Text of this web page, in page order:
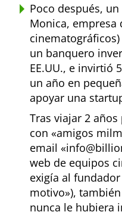
Poco después,
Monica, empresa
un banquero
EE.UU., e invirtió
un año en
apoyar una
Tras viajar 2 años
con
amigos
email
web de equipos
exigía al
motivo ),
nunca le hubiera